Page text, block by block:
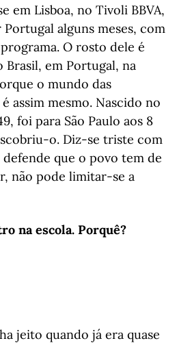
em Lisboa, no Tivoli BBVA,
alguns meses, com
O rosto dele é
em Portugal, na
o mundo das
assim mesmo. Nascido no
foi para São Paulo aos 8
o. Diz-se triste com
que o povo tem de
não pode limitar-se a
na escola. Porquê?
jeito quando já era quase